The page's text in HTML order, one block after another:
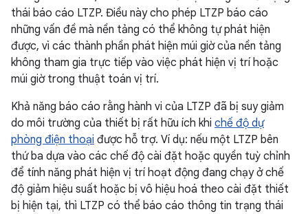
thái báo cáo LTZP. Điều này cho phép LTZP báo cáo
những vấn đề mà nền tảng có thể không tự phát hiện
được, vì các thành phần phát hiện múi giờ của nền tảng
không tham gia trực tiếp vào việc phát hiện vị trí hoặc
múi giờ trong thuật toán vị trí.
Khả năng báo cáo rằng hành vi của LTZP đã bị suy giảm
do môi trường của thiết bị rất hữu ích khi chế độ dự
phòng điện thoại được hỗ trợ. Ví dụ: nếu một LTZP bên
thứ ba dựa vào các chế độ cài đặt hoặc quyền tuỳ chỉnh
để tính năng phát hiện vị trí hoạt động đang chạy ở chế
độ giảm hiệu suất hoặc bị vô hiệu hoá theo cài đặt thiết
bị hiện tại, thì LTZP có thể báo cáo thông tin trạng thái